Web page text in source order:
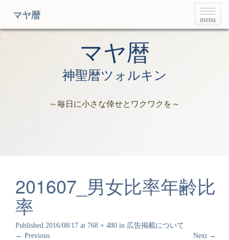
T
o
g
menu
マヤ暦
マヤ暦
神聖暦ツォルキン
～毎日に小さな倖せとワクワクを～
201607_男女比率年齢比
率
Published 2016/08/17 at 768 × 480 in 広告掲載について
← Previous Next →